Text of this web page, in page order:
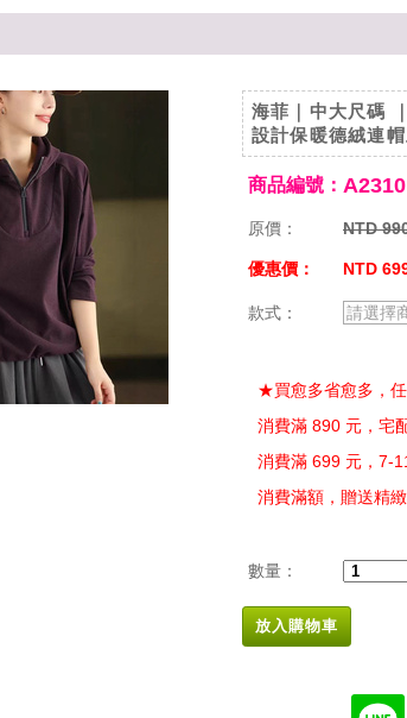
海菲｜中大尺碼
設計保暖德絨連
商品編號： A2310
原價： NTD
優惠價： NTD
款式： 請選擇
★買愈多省愈多，
消費滿 890 元，宅
消費滿 699 元，7-
消費滿額，贈送精
數量：
放入購物車